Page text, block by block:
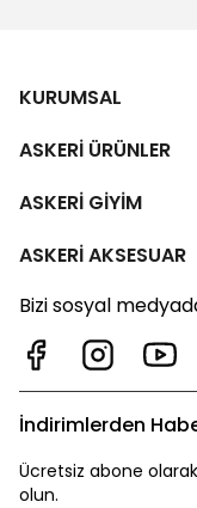
KURUMSAL
ASKERİ ÜRÜNLER
ASKERİ GİYİM
ASKERİ AKSESUAR
Bizi sosyal
İndirimlerden
Ücretsiz abone
olun.